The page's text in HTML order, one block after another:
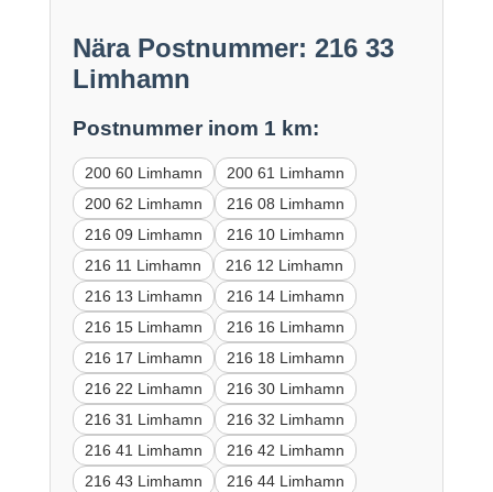
Nära Postnummer: 216 33
Limhamn
Postnummer inom 1 km:
200 60 Limhamn
200 61 Limhamn
200 62 Limhamn
216 08 Limhamn
216 09 Limhamn
216 10 Limhamn
216 11 Limhamn
216 12 Limhamn
216 13 Limhamn
216 14 Limhamn
216 15 Limhamn
216 16 Limhamn
216 17 Limhamn
216 18 Limhamn
216 22 Limhamn
216 30 Limhamn
216 31 Limhamn
216 32 Limhamn
216 41 Limhamn
216 42 Limhamn
216 43 Limhamn
216 44 Limhamn